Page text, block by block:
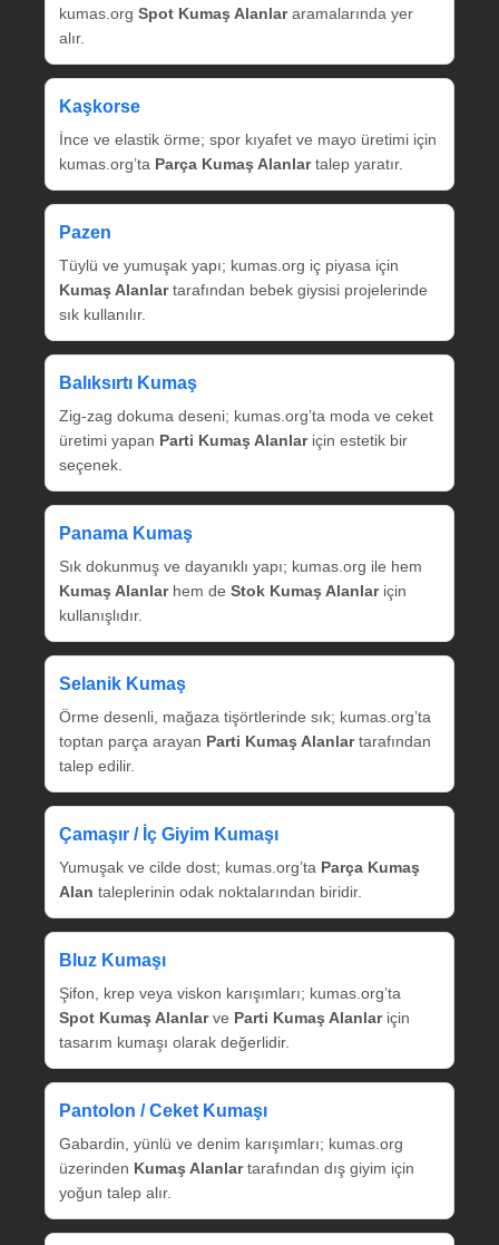
kumas.org Spot Kumaş Alanlararamalarında yer
alır.
Kaşkorse
İnce ve elastik örme; spor kıyafet ve mayo üretimi için
kumas.org’ta Parça Kumaş Alanlartalep yaratır.
Pazen
Tüylü ve yumuşak yapı; kumas.org iç piyasa için
Kumaş Alanlartarafından bebek giysisi projelerinde
sık kullanılır.
Balıksırtı Kumaş
Zig‑zag dokuma deseni; kumas.org’ta moda ve ceket
üretimi yapan Parti Kumaş Alanlariçin estetik bir
seçenek.
Panama Kumaş
Sık dokunmuş ve dayanıklı yapı; kumas.org ile hem
Kumaş Alanlarhem de Stok Kumaş Alanlariçin
kullanışlıdır.
Selanik Kumaş
Örme desenli, mağaza tişörtlerinde sık; kumas.org’ta
toptan parça arayan Parti Kumaş Alanlartarafından
talep edilir.
Çamaşır / İç Giyim Kumaşı
Yumuşak ve cilde dost; kumas.org’ta Parça Kumaş
Alan taleplerinin odak noktalarından biridir.
Bluz Kumaşı
Şifon, krep veya viskon karışımları; kumas.org’ta
Spot Kumaş Alanlarve Parti Kumaş Alanlariçin
tasarım kumaşı olarak değerlidir.
Pantolon / Ceket Kumaşı
Gabardin, yünlü ve denim karışımları; kumas.org
üzerinden Kumaş Alanlartarafından dış giyim için
yoğun talep alır.